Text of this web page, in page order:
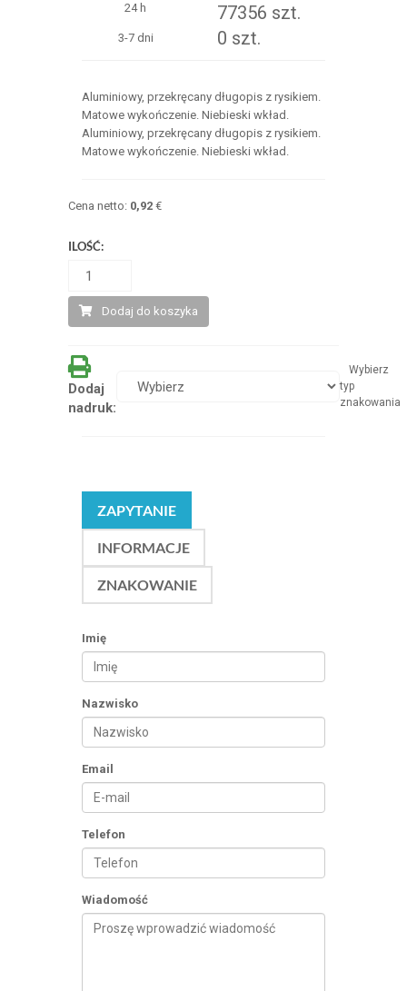
24 h
77356 szt.
3-7 dni 0 szt.
Aluminiowy, przekręcany długopis z rysikiem.
Matowe wykończenie. Niebieski wkład.
Aluminiowy, przekręcany długopis z rysikiem.
Matowe wykończenie. Niebieski wkład.
Cena netto: 0,92€
ILOŚĆ:
Dodaj do koszyka
Dodaj
nadruk:
Wybierz
typ
znakowania
ZAPYTANIE
INFORMACJE
ZNAKOWANIE
Imię
Nazwisko
Email
Telefon
Wiadomość